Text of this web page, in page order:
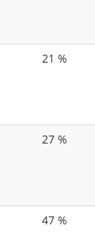
21 %
27 %
47 %